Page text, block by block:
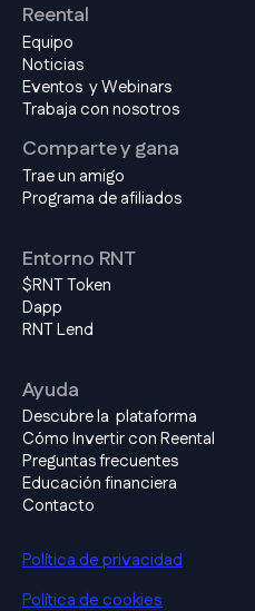
Reental
Equipo
Noticias
Eventos y Webinars
Trabaja con nosotros
Comparte y gana
Trae un amigo
Programa de afiliados
Entorno RNT
$RNT Token
Dapp
RNT Lend
Ayuda
Descubre la plataforma
Cómo Invertir con Reental
Preguntas frecuentes
Educación financiera
Contacto
Política de privacidad
Política de cookies